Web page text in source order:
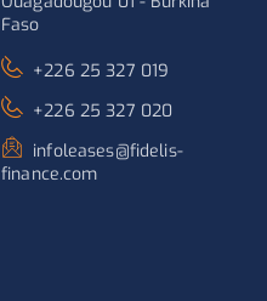
Faso
+226 25 327 019
+226 25 327 020
infoleases@fidelis-
finance.com